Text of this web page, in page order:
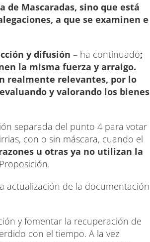
de Mascaradas, sino que está
a que se examinen e
y difusión – ha continuado;
la misma fuerza y arraigo.
realmente relevantes, por lo
y valorando los bienes
separada del punto 4 para votar
con o sin máscara, cuando el
u otras ya no utilizan la
actualización de la documentación
y fomentar la recuperación de
con el tiempo. A la vez